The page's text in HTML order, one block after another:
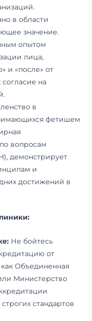
в области
значение.
опытом
лица,
и «после» от
на
в
фетишем
вопросам
демонстрирует
и
достижений в
Не бойтесь
от
Объединенная
Министерство
стандартов